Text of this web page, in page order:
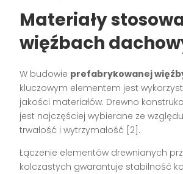
Materiały
więźbach
W budowie prefabrykowanej
kluczowym elementem jest
jakości materiałów. Drewno
jest najczęściej wybierane ze
trwałość i wytrzymałość [2].
Łączenie elementów drewnianych
kolczastych gwarantuje stabilność